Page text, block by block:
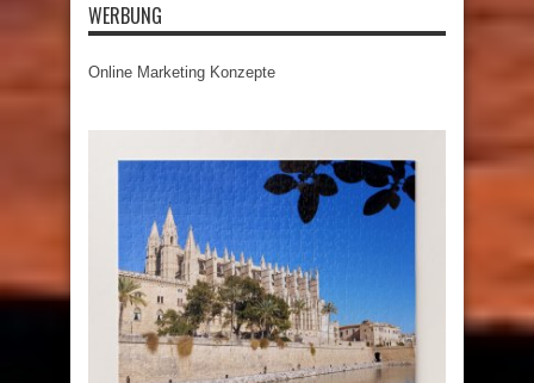
WERBUNG
Online Marketing Konzepte